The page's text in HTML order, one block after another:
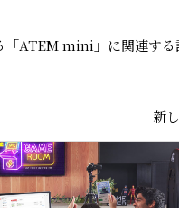
「ATEM mini」に関連する
新